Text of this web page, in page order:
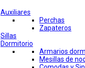
Auxiliares
Perchas
Zapateros
Sillas
Dormitorio
Armarios
Mesillas de